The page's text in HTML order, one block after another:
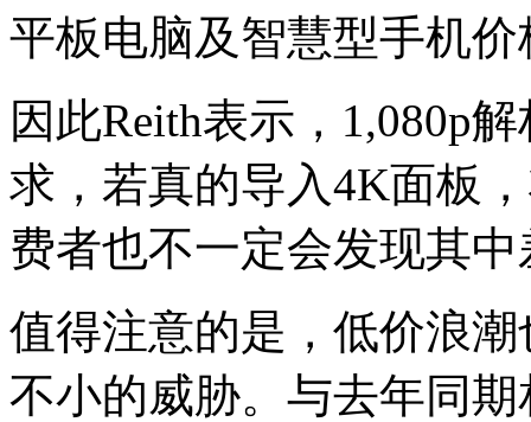
平板电脑及智慧型手机
因此Reith表示，1,080p
求，若真的导入4K面板
费者也不一定会发现其中
值得注意的是，低价浪
不小的威胁。与去年同